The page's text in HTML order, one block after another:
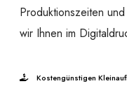
Produktionszeiten
wir Ihnen im
Kostengünstigen